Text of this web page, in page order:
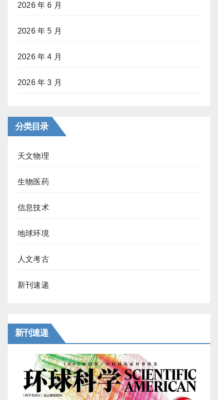
2026 年 6 月
2026 年 5 月
2026 年 4 月
2026 年 3 月
分类目录
天文物理
生物医药
信息技术
地球环境
人文考古
新刊速递
新刊速递